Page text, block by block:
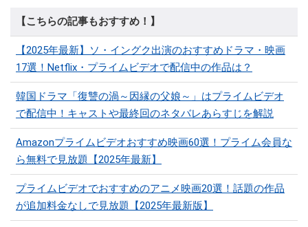
【こちらの記事もおすすめ！】
【2025年最新】ソ・イングク出演のおすすめドラマ・映画
17選！Netflix・プライムビデオで配信中の作品は？
韓国ドラマ「復讐の渦～因縁の父娘～」はプライムビデオ
で配信中！キャストや最終回のネタバレあらすじを解説
Amazonプライムビデオおすすめ映画60選！プライム会員な
ら無料で見放題【2025年最新】
プライムビデオでおすすめのアニメ映画20選！話題の作品
が追加料金なしで見放題【2025年最新版】